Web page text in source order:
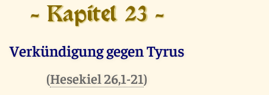
- Kapitel 23 -
Verkündigung gegen Tyrus
(Hesekiel 26,1-21)